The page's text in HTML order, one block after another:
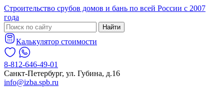
Строительство срубов домов и бань по всей России с 2007
года
Найти
Калькулятор стоимости
8-812-646-49-01
Санкт-Петербург, ул. Губина, д.16
info@izba.spb.ru